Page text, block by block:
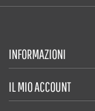
INFORMAZIONI
IL MIO ACCOUNT